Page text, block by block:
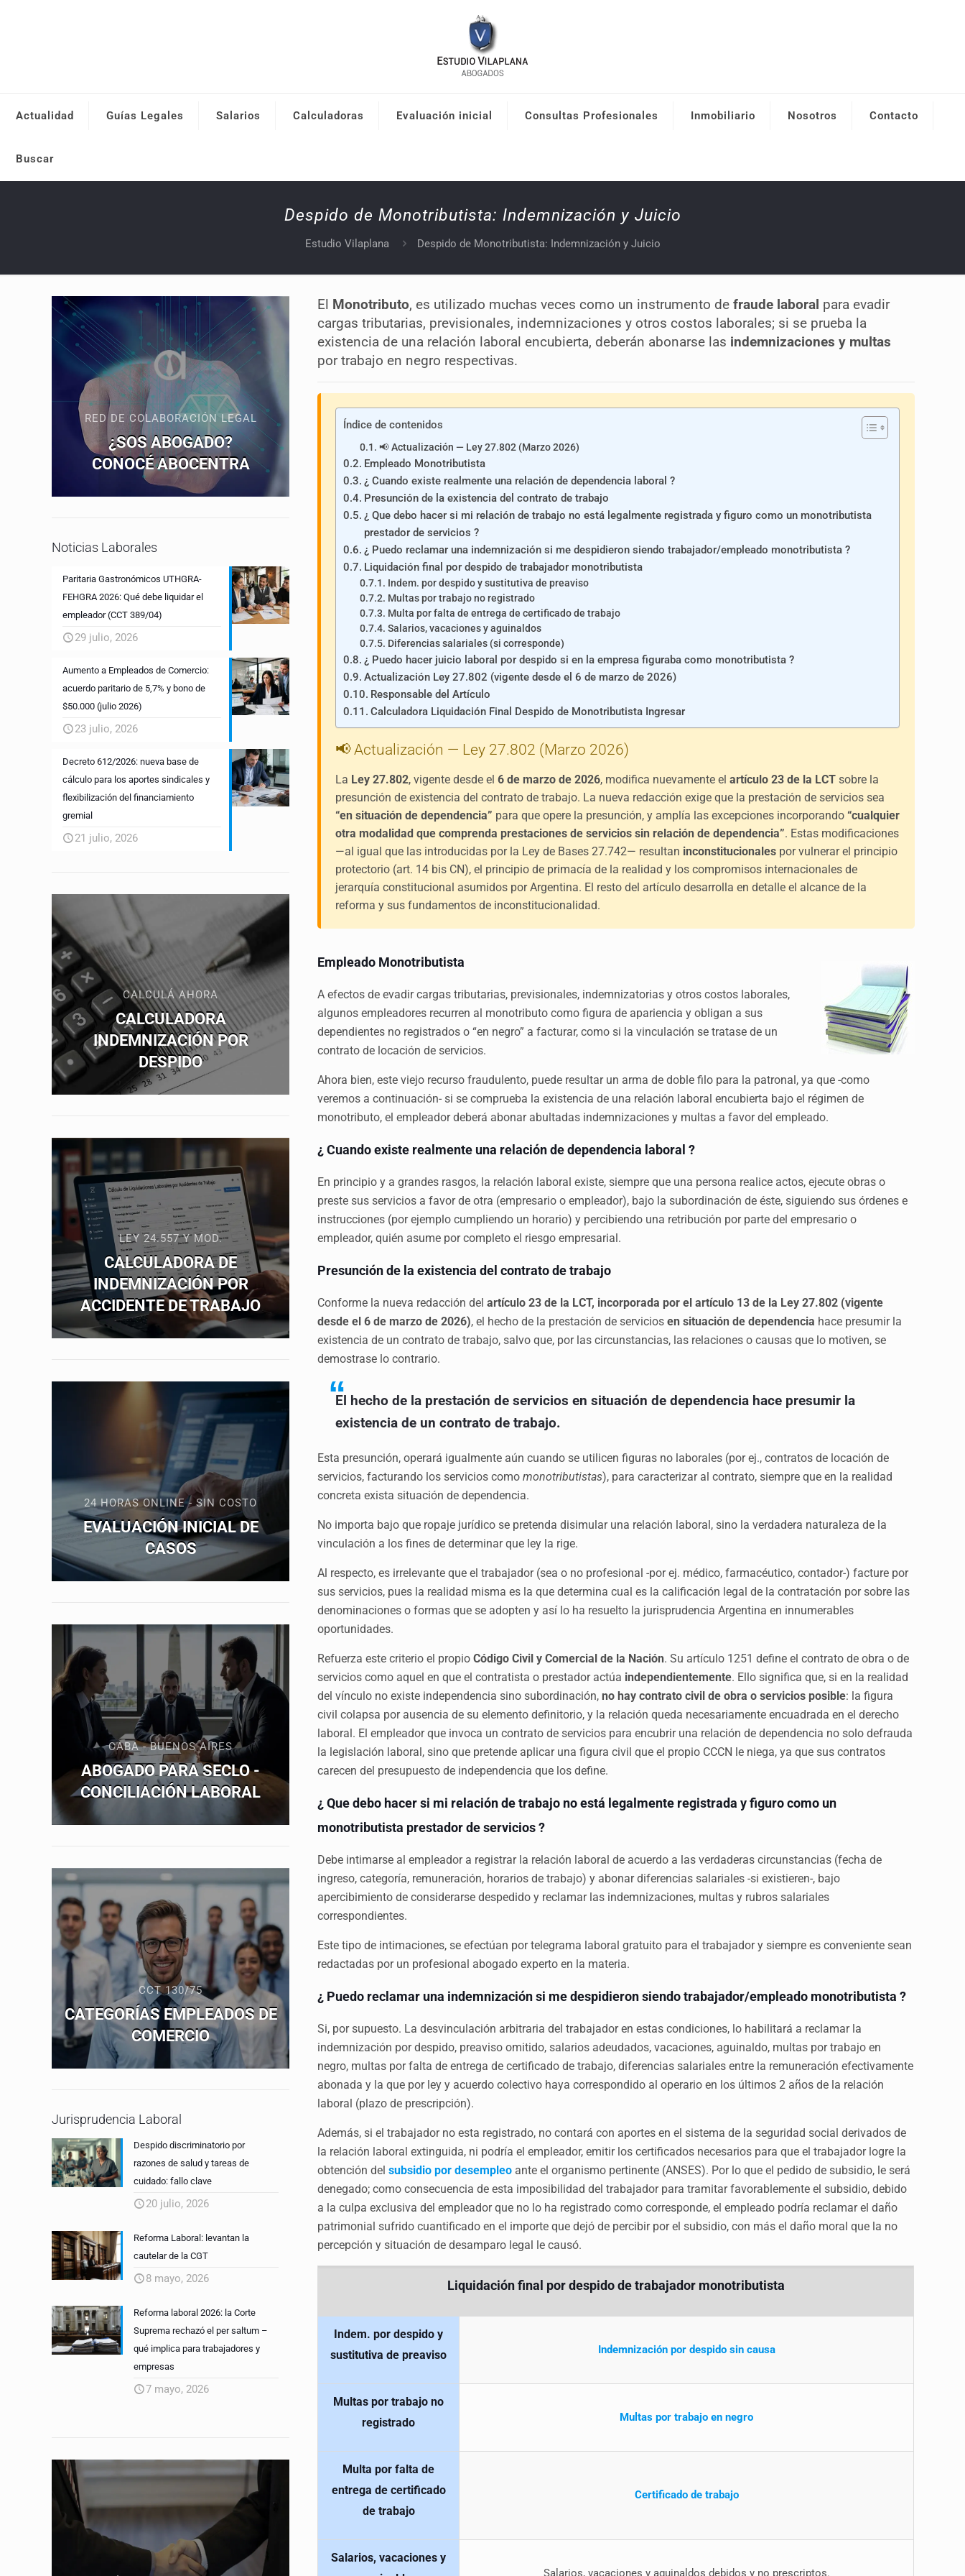
Actualidad Guías Legales Salarios Calculadoras Evaluación inicial Consultas Profesionales Inmobiliario Nosotros Contacto
Buscar
Despido de Monotributista: Indemnización y Juicio
Estudio Vilaplana Despido de Monotributista: Indemnización y Juicio
El Monotributo, es utilizado muchas veces como un instrumento defraude laboral para evadir
cargas tributarias, previsionales, indemnizaciones y otros costos laborales; si se prueba la
existencia de una relación laboral encubierta, deberán abonarse las indemnizaciones y multas
por trabajo en negro respectivas.
Índice de contenidos
📢 Actualización — Ley 27.802 (Marzo 2026)
Empleado Monotributista
¿ Cuando existe realmente una relación de dependencia laboral ?
Presunción de la existencia del contrato de trabajo
¿ Que debo hacer si mi relación de trabajo no está legalmente registrada y figuro como un monotributista
prestador de servicios ?
¿ Puedo reclamar una indemnización si me despidieron siendo trabajador/empleado monotributista ?
Liquidación final por despido de trabajador monotributista
Indem. por despido y sustitutiva de preaviso
Multas por trabajo no registrado
Multa por falta de entrega de certificado de trabajo
Salarios, vacaciones y aguinaldos
Diferencias salariales (si corresponde)
¿ Puedo hacer juicio laboral por despido si en la empresa figuraba como monotributista ?
Actualización Ley 27.802 (vigente desde el 6 de marzo de 2026)
Responsable del Artículo
Calculadora Liquidación Final Despido de Monotributista Ingresar
📢 Actualización — Ley 27.802 (Marzo 2026)
La Ley 27.802, vigente desde el6 de marzo de 2026, modifica nuevamente elartículo 23 de la LCT sobre la
presunción de existencia del contrato de trabajo. La nueva redacción exige que la prestación de servicios sea
“en situación de dependencia” para que opere la presunción, y amplía las excepciones incorporando “cualquier
otra modalidad que comprenda prestaciones de servicios sin relación de dependencia”. Estas modificaciones
—al igual que las introducidas por la Ley de Bases 27.742— resultan inconstitucionales por vulnerar el principio
protectorio (art. 14 bis CN), el principio de primacía de la realidad y los compromisos internacionales de
jerarquía constitucional asumidos por Argentina. El resto del artículo desarrolla en detalle el alcance de la
reforma y sus fundamentos de inconstitucionalidad.
Empleado Monotributista
A efectos de evadir cargas tributarias, previsionales, indemnizatorias y otros costos laborales,
algunos empleadores recurren al monotributo como figura de apariencia y obligan a sus
dependientes no registrados o “en negro” a facturar, como si la vinculación se tratase de un
contrato de locación de servicios.
Ahora bien, este viejo recurso fraudulento, puede resultar un arma de doble filo para la patronal, ya que -como
veremos a continuación- si se comprueba la existencia de una relación laboral encubierta bajo el régimen de
monotributo, el empleador deberá abonar abultadas indemnizaciones y multas a favor del empleado.
¿ Cuando existe realmente una relación de dependencia laboral ?
En principio y a grandes rasgos, la relación laboral existe, siempre que una persona realice actos, ejecute obras o
preste sus servicios a favor de otra (empresario o empleador), bajo la subordinación de éste, siguiendo sus órdenes e
instrucciones (por ejemplo cumpliendo un horario) y percibiendo una retribución por parte del empresario o
empleador, quién asume por completo el riesgo empresarial.
Presunción de la existencia del contrato de trabajo
Conforme la nueva redacción delartículo 23 de la LCT, incorporada por el artículo 13 de la Ley 27.802 (vigente
desde el 6 de marzo de 2026), el hecho de la prestación de serviciosen situación de dependencia hace presumir la
existencia de un contrato de trabajo, salvo que, por las circunstancias, las relaciones o causas que lo motiven, se
demostrase lo contrario.
El hecho de la prestación de servicios en situación de dependencia hace presumir la
existencia de un contrato de trabajo.
Esta presunción, operará igualmente aún cuando se utilicen figuras no laborales (por ej., contratos de locación de
servicios, facturando los servicios comomonotributistas), para caracterizar al contrato, siempre que en la realidad
concreta exista situación de dependencia.
No importa bajo que ropaje jurídico se pretenda disimular una relación laboral, sino la verdadera naturaleza de la
vinculación a los fines de determinar que ley la rige.
Al respecto, es irrelevante que el trabajador (sea o no profesional -por ej. médico, farmacéutico, contador-) facture por
sus servicios, pues la realidad misma es la que determina cual es la calificación legal de la contratación por sobre las
denominaciones o formas que se adopten y así lo ha resuelto la jurisprudencia Argentina en innumerables
oportunidades.
Refuerza este criterio el propioCódigo Civil y Comercial de la Nación. Su artículo 1251 define el contrato de obra o de
servicios como aquel en que el contratista o prestador actúa independientemente. Ello significa que, si en la realidad
del vínculo no existe independencia sino subordinación,no hay contrato civil de obra o servicios posible: la figura
civil colapsa por ausencia de su elemento definitorio, y la relación queda necesariamente encuadrada en el derecho
laboral. El empleador que invoca un contrato de servicios para encubrir una relación de dependencia no solo defrauda
la legislación laboral, sino que pretende aplicar una figura civil que el propio CCCN le niega, ya que sus contratos
carecen del presupuesto de independencia que los define.
¿ Que debo hacer si mi relación de trabajo no está legalmente registrada y figuro como un
monotributista prestador de servicios ?
Debe intimarse al empleador a registrar la relación laboral de acuerdo a las verdaderas circunstancias (fecha de
ingreso, categoría, remuneración, horarios de trabajo) y abonar diferencias salariales -si existieren-, bajo
apercibimiento de considerarse despedido y reclamar las indemnizaciones, multas y rubros salariales
correspondientes.
Este tipo de intimaciones, se efectúan por telegrama laboral gratuito para el trabajador y siempre es conveniente sean
redactadas por un profesional abogado experto en la materia.
¿ Puedo reclamar una indemnización si me despidieron siendo trabajador/empleado monotributista ?
Si, por supuesto. La desvinculación arbitraria del trabajador en estas condiciones, lo habilitará a reclamar la
indemnización por despido, preaviso omitido, salarios adeudados, vacaciones, aguinaldo, multas por trabajo en
negro, multas por falta de entrega de certificado de trabajo, diferencias salariales entre la remuneración efectivamente
abonada y la que por ley y acuerdo colectivo haya correspondido al operario en los últimos 2 años de la relación
laboral (plazo de prescripción).
Además, si el trabajador no esta registrado, no contará con aportes en el sistema de la seguridad social derivados de
la relación laboral extinguida, ni podría el empleador, emitir los certificados necesarios para que el trabajador logre la
obtención delsubsidio por desempleo ante el organismo pertinente (ANSES). Por lo que el pedido de subsidio, le será
denegado; como consecuencia de esta imposibilidad del trabajador para tramitar favorablemente el subsidio, debido
a la culpa exclusiva del empleador que no lo ha registrado como corresponde, el empleado podría reclamar el daño
patrimonial sufrido cuantificado en el importe que dejó de percibir por el subsidio, con más el daño moral que la no
percepción y situación de desamparo legal le causó.
Liquidación final por despido de trabajador monotributista
Indem. por despido y
sustitutiva de preaviso
Indemnización por despido sin causa
Multas por trabajo no
registrado
Multas por trabajo en negro
Multa por falta de
entrega de certificado
de trabajo
Certificado de trabajo
Salarios, vacaciones y
Salarios, vacaciones y aguinaldos debidos y no prescriptos.
RED DE COLABORACIÓN LEGAL
¿SOS ABOGADO?
CONOCÉ ABOCENTRA
Noticias Laborales
Paritaria Gastronómicos UTHGRA-
FEHGRA 2026: Qué debe liquidar el
empleador (CCT 389/04)
29 julio, 2026
Aumento a Empleados de Comercio:
acuerdo paritario de 5,7% y bono de
$50.000 (julio 2026)
23 julio, 2026
Decreto 612/2026: nueva base de
cálculo para los aportes sindicales y
flexibilización del financiamiento
gremial
21 julio, 2026
CALCULÁ AHORA
CALCULADORA
INDEMNIZACIÓN POR
DESPIDO
LEY 24.557 Y MOD.
CALCULADORA DE
INDEMNIZACIÓN POR
ACCIDENTE DE TRABAJO
24 HORAS ONLINE - SIN COSTO
EVALUACIÓN INICIAL DE
CASOS
CABA - BUENOS AIRES
ABOGADO PARA SECLO -
CONCILIACIÓN LABORAL
CCT 130/75
CATEGORÍAS EMPLEADOS DE
COMERCIO
Jurisprudencia Laboral
Despido discriminatorio por
razones de salud y tareas de
cuidado: fallo clave
20 julio, 2026
Reforma Laboral: levantan la
cautelar de la CGT
8 mayo, 2026
Reforma laboral 2026: la Corte
Suprema rechazó el per saltum –
qué implica para trabajadores y
empresas
7 mayo, 2026